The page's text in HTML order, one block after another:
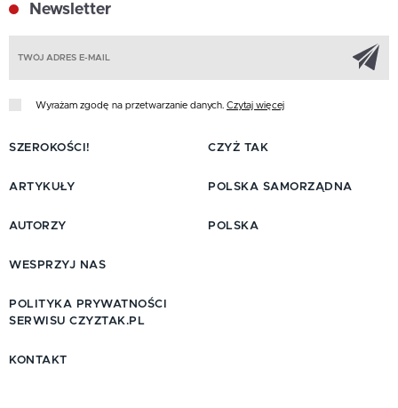
Newsletter
Wyrażam zgodę na przetwarzanie danych. Czytaj więcej
SZEROKOŚCI!
ARTYKUŁY
AUTORZY
CZYŻ TAK
POLSKA SAMORZĄDNA
POLSKA
WESPRZYJ NAS
POLITYKA PRYWATNOŚCI
SERWISU CZYZTAK.PL
KONTAKT